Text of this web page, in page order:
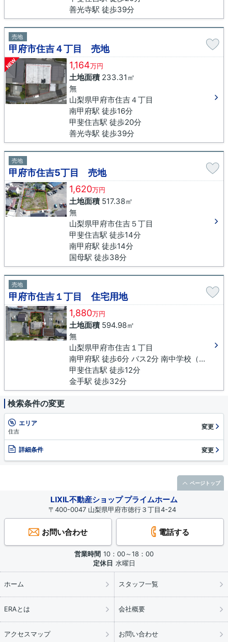
善光寺駅 徒歩39分
売地
甲府市住吉４丁目 売地
NEW 1,164万円
土地面積233.31㎡
無
山梨県甲府市住吉４丁目
南甲府駅 徒歩16分
甲斐住吉駅 徒歩20分
善光寺駅 徒歩39分
売地
甲府市住吉5丁目 売地
1,620万円
土地面積517.38㎡
無
山梨県甲府市住吉５丁目
甲斐住吉駅 徒歩14分
南甲府駅 徒歩14分
国母駅 徒歩38分
売地
甲府市住吉１丁目 住宅用地
1,880万円
土地面積594.98㎡
無
山梨県甲府市住吉１丁目
南甲府駅 徒歩6分 バス2分 南中学校（山梨県）下車 徒歩2分
甲斐住吉駅 徒歩12分
金手駅 徒歩32分
検索条件の変更
エリア
住吉
変更
詳細条件 変更
LIXIL不動産ショップ プライムホーム
〒400-0047 山梨県甲府市徳行３丁目4-24
お問い合わせ 電話する
営業時間 10：00～18：00
定休日 水曜日
ホーム スタッフ一覧
ERAとは 会社概要
アクセスマップ お問い合わせ
ページトップ